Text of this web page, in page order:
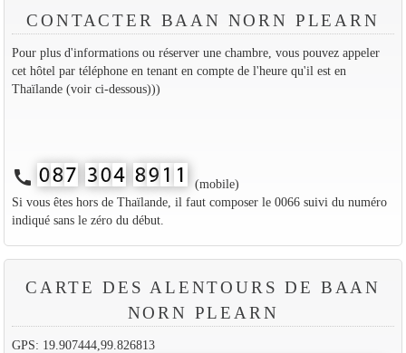
CONTACTER BAAN NORN PLEARN
Pour plus d'informations ou réserver une chambre, vous pouvez appeler
cet hôtel par téléphone en tenant en compte de l'heure qu'il est en
Thaïlande (voir ci-dessous)))
call
(mobile)
Si vous êtes hors de Thaïlande, il faut composer le 0066 suivi du numéro
indiqué sans le zéro du début.
CARTE DES ALENTOURS DE BAAN
NORN PLEARN
GPS: 19.907444,99.826813